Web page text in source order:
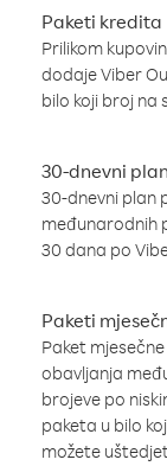
Paketi kredita
Prilikom
dodaje Viber
bilo koji broj na
30-dnevni
30-dnevni plan
međunarodnih
30 dana po
Paketi
Paket
obavljanja
brojeve po
paketa u bilo
možete